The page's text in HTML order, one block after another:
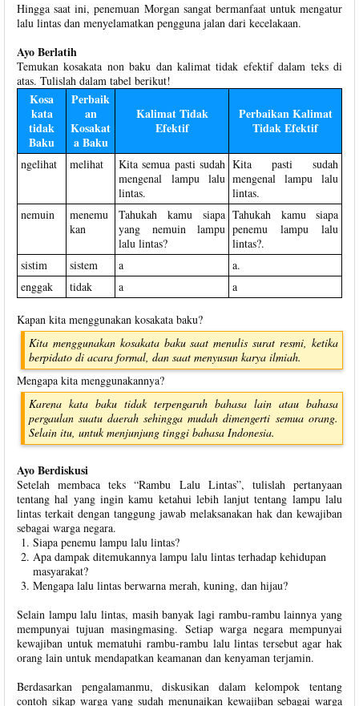
Hingga saat ini, penemuan Morgan sangat bermanfaat untuk mengatur
lalu lintas dan menyelamatkan pengguna jalan dari kecelakaan.
Ayo Berlatih
Temukan kosakata non baku dan kalimat tidak efektif dalam teks di
atas. Tulislah dalam tabel berikut!
Kosa
kata
tidak
Baku
Perbaik
an
Kosakat
a Baku
Kalimat Tidak
Efektif
Perbaikan Kalimat
Tidak Efektif
ngelihat melihat
Kita semua pasti sudah
mengenal lampu lalu
lintas.
Kita pasti sudah
mengenal lampu lalu
lintas.
nemuin
menemu
kan
Tahukah kamu siapa
yang nemuin lampu
lalu lintas?
Tahukah kamu siapa
penemu lampu lalu
lintas?.
sistim
sistem a
a.
enggak
tidak a a
Kapan kita menggunakan kosakata baku?
Kita menggunakan kosakata baku saat menulis surat resmi, ketika
berpidato di acara formal, dan saat menyusun karya ilmiah.
Mengapa kita menggunakannya?
Karena kata baku tidak terpengaruh bahasa lain atau bahasa
pergaulan suatu daerah sehingga mudah dimengerti semua orang.
Selain itu, untuk menjunjung tinggi bahasa Indonesia.
Ayo Berdiskusi
Setelah membaca teks “Rambu Lalu Lintas”, tulislah pertanyaan
tentang hal yang ingin kamu ketahui lebih lanjut tentang lampu lalu
lintas terkait dengan tanggung jawab melaksanakan hak dan kewajiban
sebagai warga negara.
Siapa penemu lampu lalu lintas?
Apa dampak ditemukannya lampu lalu lintas terhadap kehidupan
masyarakat?
Mengapa lalu lintas berwarna merah, kuning, dan hijau?
Selain lampu lalu lintas, masih banyak lagi rambu-rambu lainnya yang
mempunyai tujuan masingmasing. Setiap warga negara mempunyai
kewajiban untuk mematuhi rambu-rambu lalu lintas tersebut agar hak
orang lain untuk mendapatkan keamanan dan kenyaman terjamin.
Berdasarkan pengalamanmu, diskusikan dalam kelompok tentang
contoh sikap warga yang sudah menunaikan kewajiban sebagai warga